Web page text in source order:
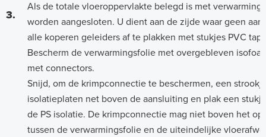
3.
Als de totale vloeroppervlakte belegd is met
worden aangesloten. U dient aan de zijde waar geen
alle koperen geleiders af te plakken met stukjes PVC
Bescherm de verwarmingsfolie met overgebleven
met connectors.
Snijd, om de krimpconnectie te beschermen, een
isolatieplaten net boven de aansluiting en plak een
de PS isolatie. De krimpconnectie mag niet boven het
tussen de verwarmingsfolie en de uiteindelijke